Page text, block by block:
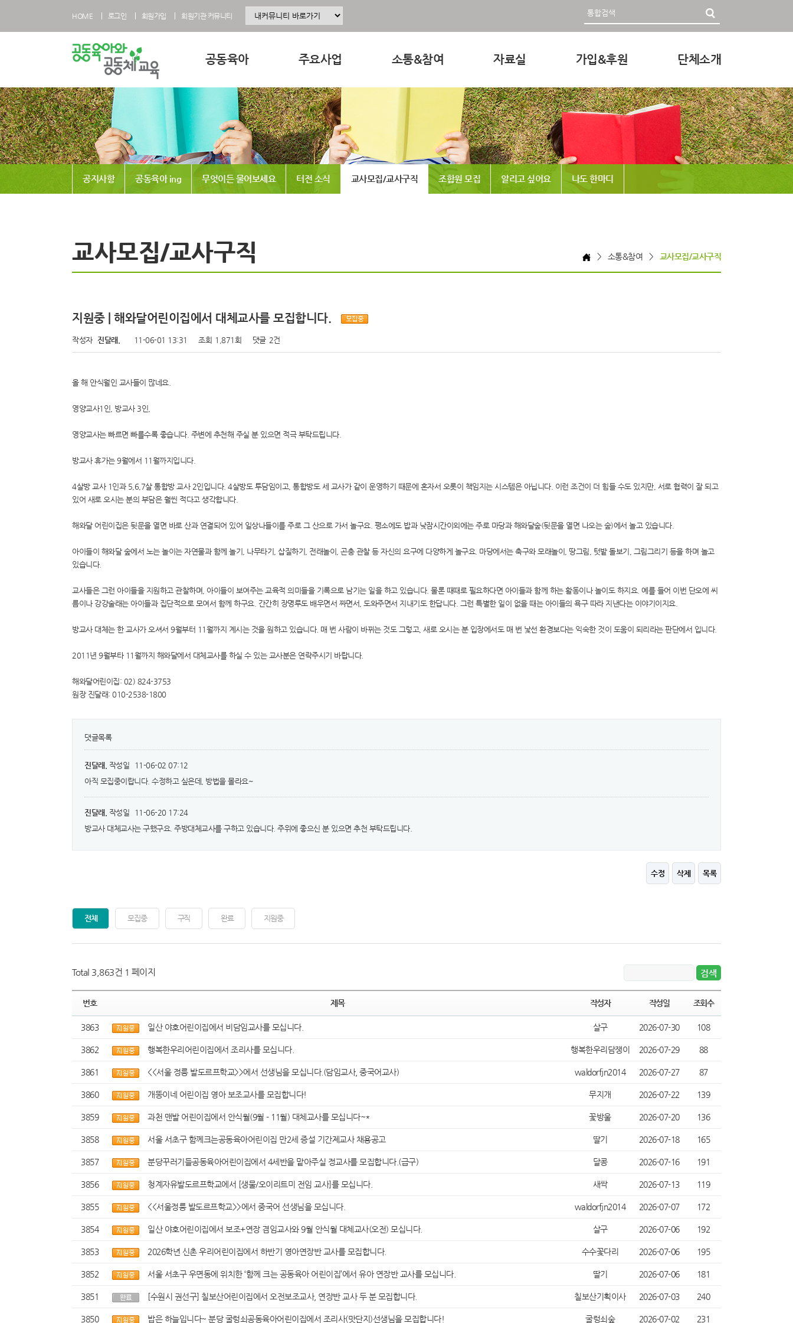
HOME 로그인 회원가입 회원기관 커뮤니티
공동육아
공동육아란
공동육아 영유아과정
공동육아 초등과정
공동육아사회적협동조합
전국공동육아현황
주요사업
주요사업소개
공동육아인증
현장조직사업
교육사업
연구사업
소통&참여
무엇이든 물어보세요
터전 소식
교사모집/교사구직
자료실
교육 · 운영자료
연구자료
참고도서
뉴스레터
동영상
가입&후원
회원가입 및 후원안내
단체소개
인사말
미션과 비전
조직
정관 & 재정
공지사항 공동육아 ing 무엇이든 물어보세요 터전 소식 교사모집/교사구직 조합원 모집 알리고 싶어요 나도 한마디
교사모집/교사구직 > 소통&참여 > 교사모집/교사구직
지원중 | 해와달어린이집에서 대체교사를 모집합니다.
작성자 진달래. 11-06-01 13:31 조회 1,871회 댓글 2건
올 해 안식월인 교사들이 많네요.
영양교사1인, 방교사 3인,
영양교사는 빠르면 빠를수록 좋습니다. 주변에 추천해 주실 분 있으면 적극 부탁드립니다.
방교사 휴가는 9월에서 11월까지입니다.
4살방 교사 1인과 5,6,7살 통합방 교사 2인입니다. 4살방도 투담임이고, 통합방도 세 교사가 같이 운영하기 때문에 혼자서 오롯이 책임지는 시스템은 아닙니다. 이런 조건이 더 힘들 수도 있지만, 서로 협력이 잘 되고
있어 새로 오시는 분의 부담은 훨씬 적다고 생각합니다.
해와달 어린이집은 뒷문을 열면 바로 산과 연결되어 있어 일상나들이를 주로 그 산으로 가서 놀구요. 평소에도 밥과 낮잠시간이외에는 주로 마당과 해와달숲(뒷문을 열면 나오는 숲)에서 놀고 있습니다.
아이들이 해와달 숲에서 노는 놀이는 자연물과 함께 놀기, 나무타기, 삽질하기, 전래놀이, 곤충 관찰 등 자신의 요구에 다양하게 놀구요. 마당에서는 축구와 모래놀이, 땅그림, 텃밭 돌보기, 그림그리기 등을 하며 놀고
있습니다.
교사들은 그런 아이들을 지원하고 관찰하며, 아이들이 보여주는 교육적 의미들을 기록으로 남기는 일을 하고 있습니다. 물론 때때로 필요하다면 아이들과 함께 하는 활동이나 놀이도 하지요. 예를 들어 이번 단오에 씨
름이나 강강술래는 아이들과 집단적으로 모여서 함께 하구요. 간간히 장명루도 배우면서 짜면서, 도와주면서 지내기도 한답니다. 그런 특별한 일이 없을 때는 아이들의 욕구 따라 지낸다는 이야기이지요.
방교사 대체는 한 교사가 오셔서 9월부터 11월까지 계시는 것을 원하고 있습니다. 매 번 사람이 바뀌는 것도 그렇고, 새로 오시는 분 입장에서도 매 번 낯선 환경보다는 익숙한 것이 도움이 되리라는 판단에서 입니다.
2011년 9월부타 11월까지 해와달에서 대체교사를 하실 수 있는 교사분은 연락주시기 바랍니다.
해와달어린이집: 02) 824-3753
원장 진달래: 010-2538-1800
댓글목록
진달래. 작성일
11-06-02 07:12
아직 모집중이랍니다. 수정하고 싶은데, 방법을 몰라요~
진달래. 작성일
11-06-20 17:24
방교사 대체교사는 구했구요. 주방대체교사를 구하고 있습니다. 주위에 좋으신 분 있으면 추천 부탁드립니다.
수정 삭제 목록
전체 모집중 구직 완료 지원중
Total 3,863건 1 페이지
번호 제목 작성자 작성일 조회수
3863 일산 야호어린이집에서 비담임교사를 모십니다. 살구 2026-07-30 108
3862 행복한우리어린이집에서 조리사를 모십니다. 행복한우리담쟁이 2026-07-29 88
3861 <<서울 정릉 발도르프학교>>에서 선생님을 모십니다.(담임교사, 중국어교사) waldorfjn2014 2026-07-27 87
3860 개똥이네 어린이집 영아 보조교사를 모집합니다! 무지개 2026-07-22 139
3859 과천 맨발 어린이집에서 안식월(9월 - 11월) 대체교사를 모십니다~* 꽃방울 2026-07-20 136
3858 서울 서초구 함께크는공동육아어린이집 만2세 증설 기간제교사 채용공고 딸기 2026-07-18 165
3857 분당꾸러기들공동육아어린이집에서 4세반을 맡아주실 정교사를 모집합니다.(급구) 달콩 2026-07-16 191
3856 청계자유발도르프학교에서 [생물/오이리트미 전임 교사]를 모십니다. 새싹 2026-07-13 119
3855 <<서울정릉 발도르프학교>>에서 중국어 선생님을 모십니다. waldorfjn2014 2026-07-07 172
3854 일산 야호어린이집에서 보조+연장 겸임교사와 9월 안식월 대체교사(오전) 모십니다. 살구 2026-07-06 192
3853 2026학년 신촌 우리어린이집에서 하반기 영아연장반 교사를 모집합니다. 수수꽃다리 2026-07-06 195
3852 서울 서초구 우면동에 위치한 ‘함께 크는 공동육아 어린이집’에서 유아 연장반 교사를 모십니다. 딸기 2026-07-06 181
3851 [수원시 권선구] 칠보산어린이집에서 오전보조교사, 연장반 교사 두 분 모집합니다. 칠보산기획이사 2026-07-03 240
3850 밥은 하늘입니다~ 분당 굴렁쇠공동육아어린이집에서 조리사(맛단지)선생님을 모집합니다! 굴렁쇠숲 2026-07-02 231